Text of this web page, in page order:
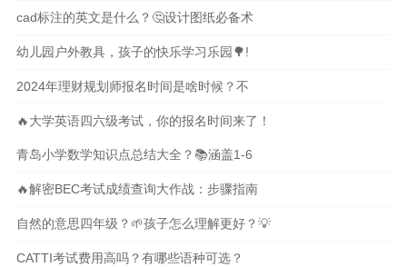
cad标注的英文是什么？🤔设计图纸必备术
幼儿园户外教具，孩子的快乐学习乐园🌳!
2024年理财规划师报名时间是啥时候？不
🔥大学英语四六级考试，你的报名时间来了！
青岛小学数学知识点总结大全？📚涵盖1-6
🔥解密BEC考试成绩查询大作战：步骤指南
自然的意思四年级？🌱孩子怎么理解更好？💡
CATTI考试费用高吗？有哪些语种可选？